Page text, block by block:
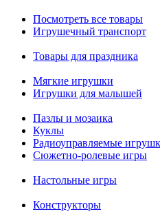
Посмотреть все товары
Игрушечный транспорт
Товары для праздника
Мягкие игрушки
Игрушки для малышей
Пазлы и мозаика
Куклы
Радиоуправляемые
Сюжетно-ролевые игры
Настольные игры
Конструкторы